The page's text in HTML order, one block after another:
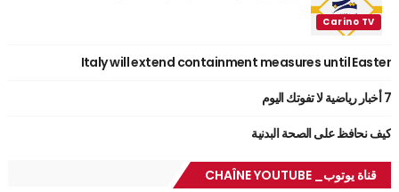
Italy will extend containment measures until Easter
7 أخبار رياضية لا تفوتك اليوم
كيف نحافظ على الصحة البدنية
قناة يوتوب_ CHAÎNE YOUTUBE